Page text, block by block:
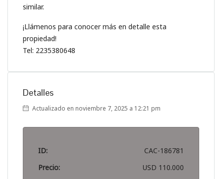
similar.
¡Llámenos para conocer más en detalle esta
propiedad!
Tel: 2235380648
Detalles
Actualizado en noviembre 7, 2025 a 12:21 pm
ID:
CAC-186781
Precio:
USD 110.000